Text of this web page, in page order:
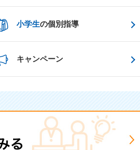
小学生の個別指導
キャンペーン